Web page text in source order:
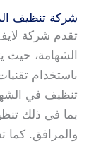
شركة تنظيف
تقدم شركة
الشهامة، حيث
باستخدام
تنظيف في
بما في ذلك
والمرافق.